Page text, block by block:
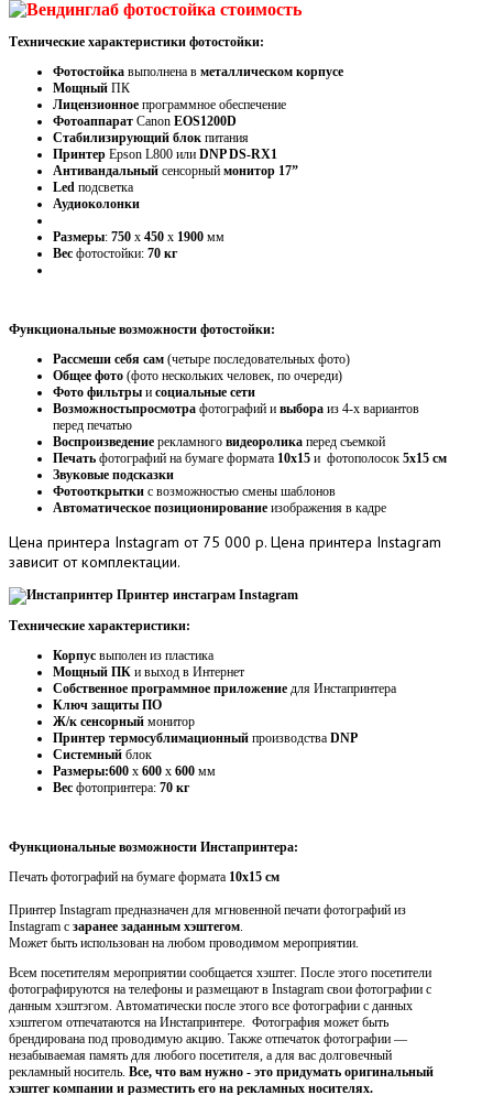
Технические характеристики фотостойки:
Фотостойка выполнена в металлическом корпусе
Мощный ПК
Лицензионное программное обеспечение
Фотоаппарат Canon EOS1200D
Стабилизирующий блок питания
Принтер Epson L800 или DNP DS-RX1
Антивандальный сенсорный монитор 17”
Led подсветка
Аудиоколонки
Размеры: 750 х 450 х 1900 мм
Вес фотостойки: 70 кг
Функциональные возможности фотостойки:
Рассмеши себя сам (четыре последовательных фото)
Общее фото (фото нескольких человек, по очереди)
Фото фильтры и социальные сети
Возможностьпросмотра фотографий и выбора из 4-х вариантов
перед печатью
Воспроизведение рекламного видеоролика перед съемкой
Печать фотографий на бумаге формата 10х15 и фотополосок 5х15 см
Звуковые подсказки
Фотооткрытки с возможностью смены шаблонов
Автоматическое позиционирование изображения в кадре
Цена принтера Instagram от 75 000 р. Цена принтера Instagram
зависит от комплектации.
Технические характеристики:
Корпус выполен из пластика
Мощный ПК и выход в Интернет
Собственное программное приложение для Инстапринтера
Ключ защиты ПО
Ж/к сенсорный монитор
Принтер термосублимационный производства DNP
Системный блок
Размеры:600 х 600 х 600 мм
Вес фотопринтера: 70 кг
Функциональные возможности Инстапринтера:
Печать фотографий на бумаге формата 10х15 см
Принтер Instagram предназначен для мгновенной печати фотографий из
Instagram с заранее заданным хэштегом.
Может быть использован на любом проводимом мероприятии.
Всем посетителям мероприятии сообщается хэштег. После этого посетители
фотографируются на телефоны и размещают в Instagram свои фотографии с
данным хэштэгом. Автоматически после этого все фотографии с данных
хэштегом отпечатаются на Инстапринтере. Фотография может быть
брендирована под проводимую акцию. Также отпечаток фотографии —
незабываемая память для любого посетителя, а для вас долговечный
рекламный носитель. Все, что вам нужно - это придумать оригинальный
хэштег компании и разместить его на рекламных носителях.